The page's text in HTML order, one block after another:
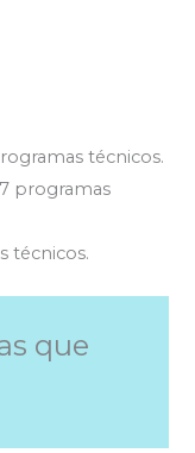
técnicos.
programas
técnicos.
que